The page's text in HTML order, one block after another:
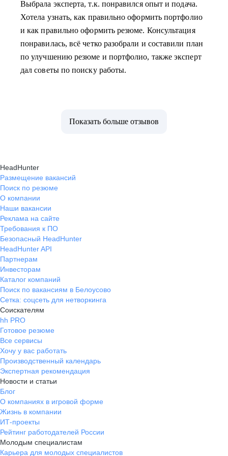
Выбрала эксперта, т.к. понравился опыт и подача.
Хотела узнать, как правильно оформить портфолио
и как правильно оформить резюме. Консультация
понравилась, всё четко разобрали и составили план
по улучшению резюме и портфолио, также эксперт
дал советы по поиску работы.
Показать больше отзывов
HeadHunter
Размещение вакансий
Поиск по резюме
О компании
Наши вакансии
Реклама на сайте
Требования к ПО
Безопасный HeadHunter
HeadHunter API
Партнерам
Инвесторам
Каталог компаний
Поиск по вакансиям в Белоусово
Сетка: соцсеть для нетворкинга
Соискателям
hh PRO
Готовое резюме
Все сервисы
Хочу у вас работать
Производственный календарь
Экспертная рекомендация
Новости и статьи
Блог
О компаниях в игровой форме
Жизнь в компании
ИТ-проекты
Рейтинг работодателей России
Молодым специалистам
Карьера для молодых специалистов